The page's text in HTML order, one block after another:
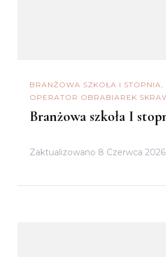
BRANŻOWA SZKOŁA I STOPNIA
OPERATOR OBRABIAREK
Branżowa szkoła I
Zaktualizowano 8 Czerwca 2026